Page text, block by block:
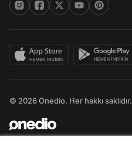
© 2026 Onedio. Her hakkı saklıdır.